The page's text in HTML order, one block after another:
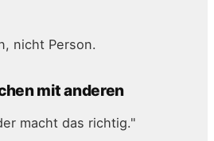
nicht Person.
mit anderen
macht das richtig."